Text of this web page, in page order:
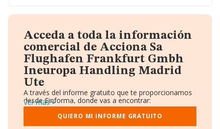
Acceda a toda la información
comercial de Acciona Sa
Flughafen Frankfurt Gmbh
Ineuropa Handling Madrid
Ute
A través del informe gratuito que te proporcionamos
desde Einforma, donde vas a encontrar:
Datos identificativos: Denominación, CIF,
Teléfono, Domicilio.
Informe Mercantil Completo (BORME).
Ver más
QUIERO MI INFORME GRATUITO